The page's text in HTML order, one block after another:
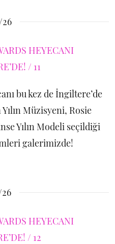
26
bu kez de İngiltere’de
Müzisyeni, Rosie
Yılın Modeli seçildiği
galerimizde!
26